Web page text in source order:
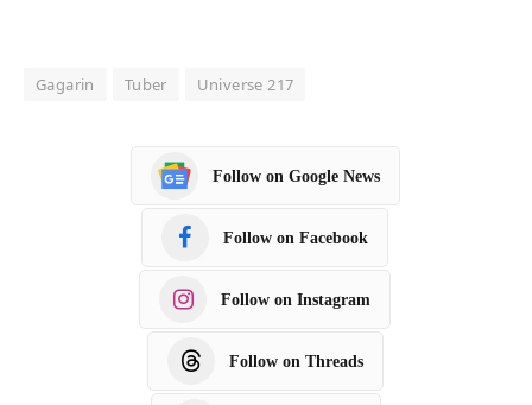
Gagarin Tuber Universe 217
Follow on Google News
Follow on Facebook
Follow on Instagram
Follow on Threads